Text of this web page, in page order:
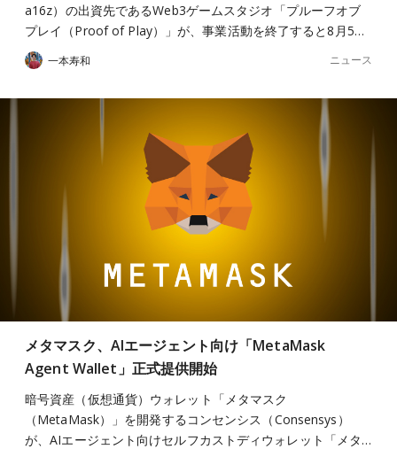
a16z）の出資先であるWeb3ゲームスタジオ「プルーフオブ
プレイ（Proof of Play）」が、事業活動を終了すると8月5…
一本寿和 ニュース
メタマスク、AIエージェント向け「MetaMask
Agent Wallet」正式提供開始
暗号資産（仮想通貨）ウォレット「メタマスク
（MetaMask）」を開発するコンセンシス（Consensys）
が、AIエージェント向けセルフカストディウォレット「メタ…